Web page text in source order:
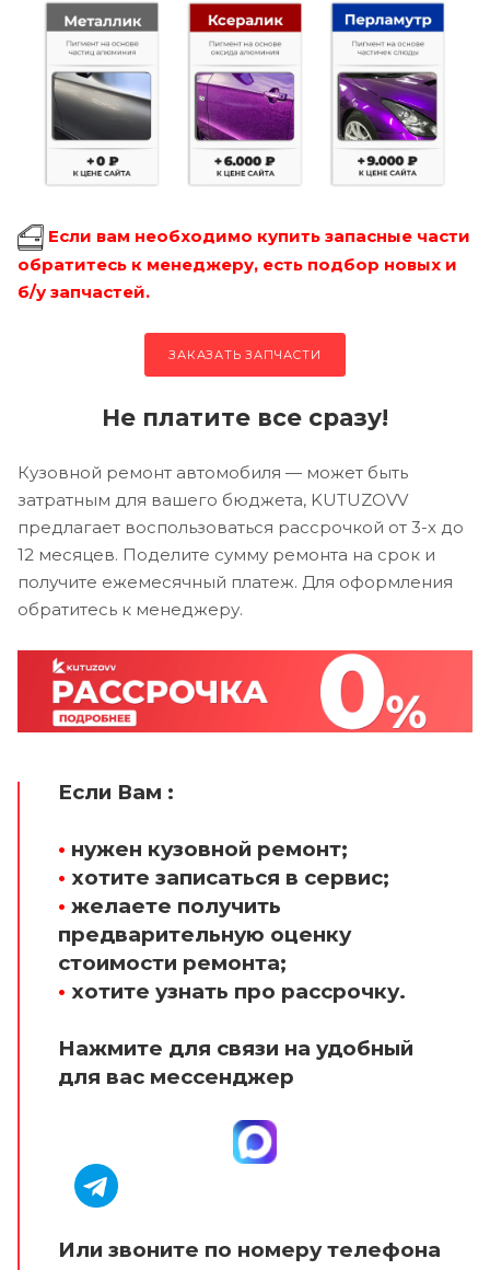
Если вам необходимо купить запасные части
обратитесь к менеджеру, есть подбор новых и
б/у запчастей.
ЗАКАЗАТЬ ЗАПЧАСТИ
Не платите все сразу!
Кузовной ремонт автомобиля — может быть
затратным для вашего бюджета, KUTUZOVV
предлагает воспользоваться рассрочкой от 3-х до
12 месяцев. Поделите сумму ремонта на срок и
получите ежемесячный платеж. Для оформления
обратитесь к менеджеру.
Если Вам :
• нужен кузовной ремонт;
• хотите записаться в сервис;
• желаете получить
предварительную оценку
стоимости ремонта;
• хотите узнать про рассрочку.
Нажмите для связи на удобный
для вас мессенджер
Или звоните по номеру телефона